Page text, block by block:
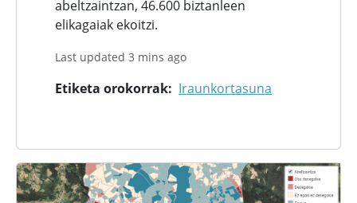
abeltzaintzan, 46.600 biztanleen
elikagaiak ekoitzi.
Last updated 3 mins ago
Etiketa orokorrak Iraunkortasuna